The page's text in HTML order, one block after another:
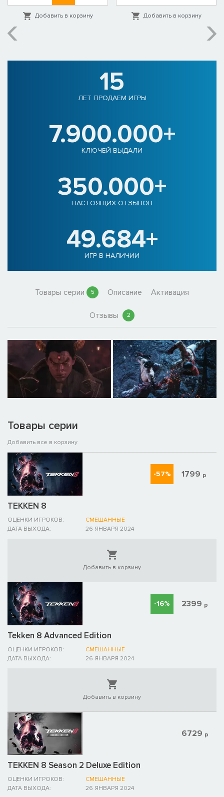
Добавить в корзину Добавить в корзину
15
ЛЕТ ПРОДАЕМ ИГРЫ
7.900.000+
КЛЮЧЕЙ ВЫДАЛИ
350.000+
НАСТОЯЩИХ ОТЗЫВОВ
49.684+
ИГР В НАЛИЧИИ
Товары серии 5 Описание Активация
Отзывы 2
Товары серии
Добавить все в корзину
TEKKEN 8
ОЦЕНКИ ИГРОКОВ:
СМЕШАННЫЕ
ДАТА ВЫХОДА:
26 ЯНВАРЯ 2024
-57% 1799 р
Добавить в корзину
Tekken 8 Advanced Edition
ОЦЕНКИ ИГРОКОВ:
СМЕШАННЫЕ
ДАТА ВЫХОДА:
26 ЯНВАРЯ 2024
-16% 2399 р
Добавить в корзину
TEKKEN 8 Season 2 Deluxe Edition
ОЦЕНКИ ИГРОКОВ:
СМЕШАННЫЕ
ДАТА ВЫХОДА:
26 ЯНВАРЯ 2024
6729 р